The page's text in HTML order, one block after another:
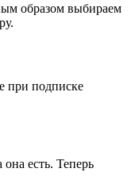
образом выбираем
при подписке
есть. Теперь